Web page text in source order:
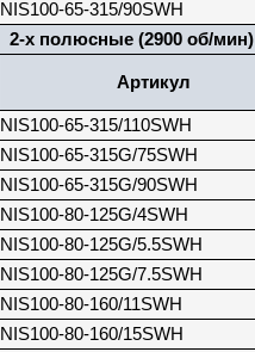
NIS100-65-315/90SWH
2-х полюсные (2900 об/мин)
Артикул
NIS100-65-315/110SWH
NIS100-65-315G/75SWH
NIS100-65-315G/90SWH
NIS100-80-125G/4SWH
NIS100-80-125G/5.5SWH
NIS100-80-125G/7.5SWH
NIS100-80-160/11SWH
NIS100-80-160/15SWH